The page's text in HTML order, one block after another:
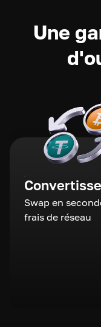
Une
Swap en
frais de réseau